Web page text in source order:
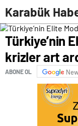
Karabük
Türkiye’nin
krizler art
ABONE OL